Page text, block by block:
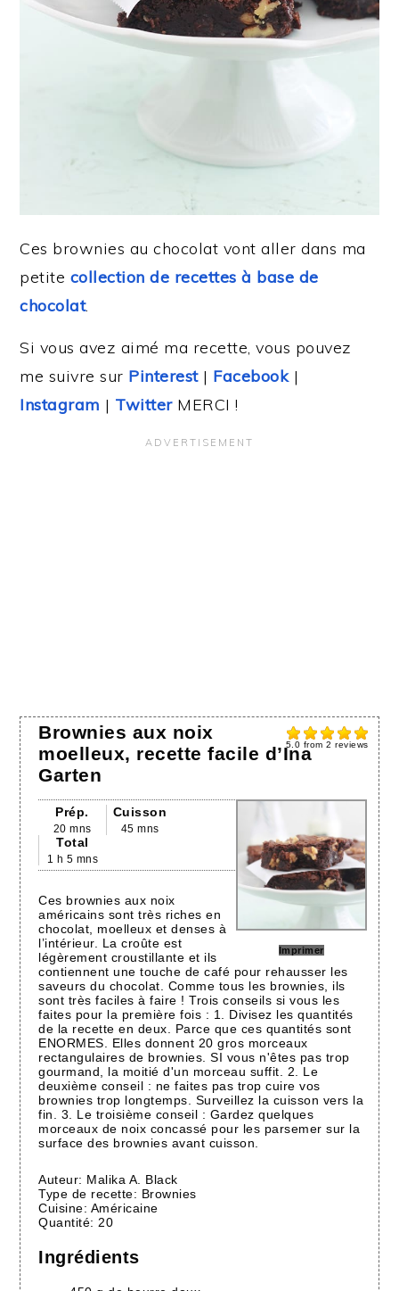
Ces brownies au chocolat vont aller dans ma
petite collection de recettes à base de
chocolat.
Si vous avez aimé ma recette, vous pouvez
me suivre sur Pinterest| Facebook|
Instagram | TwitterMERCI !
5.0 from2 reviews
Brownies aux noix
moelleux, recette facile d’Ina
Garten
Imprimer
Prép.
20 mns
Cuisson
45 mns
Total
1 h 5 mns
Ces brownies aux noix
américains sont très riches en
chocolat, moelleux et denses à
l’intérieur. La croûte est
légèrement croustillante et ils
contiennent une touche de café pour rehausser les
saveurs du chocolat. Comme tous les brownies, ils
sont très faciles à faire ! Trois conseils si vous les
faites pour la première fois : 1. Divisez les quantités
de la recette en deux. Parce que ces quantités sont
ENORMES. Elles donnent 20 gros morceaux
rectangulaires de brownies. SI vous n'êtes pas trop
gourmand, la moitié d'un morceau suffit. 2. Le
deuxième conseil : ne faites pas trop cuire vos
brownies trop longtemps. Surveillez la cuisson vers la
fin. 3. Le troisième conseil : Gardez quelques
morceaux de noix concassé pour les parsemer sur la
surface des brownies avant cuisson.
Auteur: Malika A. Black
Type de recette: Brownies
Cuisine: Américaine
Quantité: 20
Ingrédients